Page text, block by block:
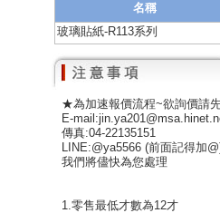
名稱
玻璃貼紙-R113系列
★為加速報價流程~欲詢價請
E-
傳真:04-22135151
LINE:@ya5566 (前面記得加
我們將儘快為您處理
1.零售最低才數為12才